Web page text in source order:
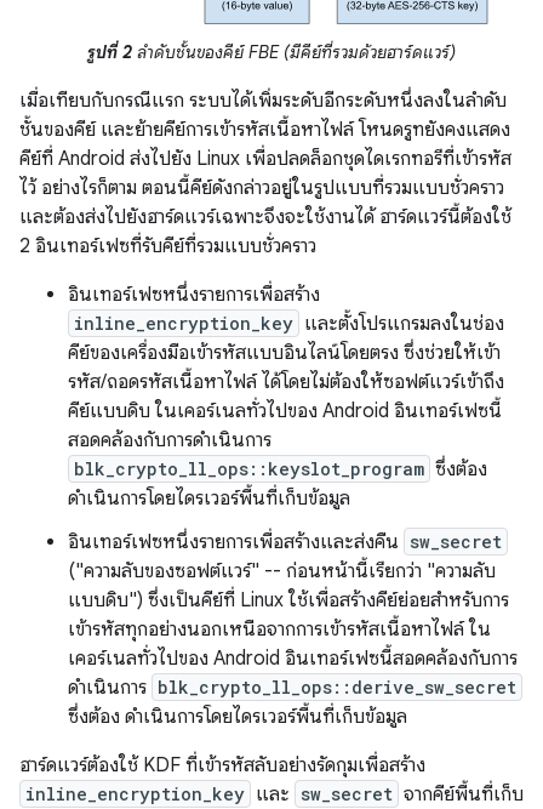
รูปที่ 2 ลำดับชั้นของคีย์ FBE (มีคีย์ที่รวมด้วยฮาร์ดแวร์)
เมื่อเทียบกับกรณีแรก ระบบได้เพิ่มระดับอีกระดับหนึ่งลงในลำดับ
ชั้นของคีย์ และย้ายคีย์การเข้ารหัสเนื้อหาไฟล์ โหนดรูทยังคงแสดง
คีย์ที่ Android ส่งไปยัง Linux เพื่อปลดล็อกชุดไดเรกทอรีที่เข้ารหัส
ไว้ อย่างไรก็ตาม ตอนนี้คีย์ดังกล่าวอยู่ในรูปแบบที่รวมแบบชั่วคราว
และต้องส่งไปยังฮาร์ดแวร์เฉพาะจึงจะใช้งานได้ ฮาร์ดแวร์นี้ต้องใช้
2 อินเทอร์เฟซที่รับคีย์ที่รวมแบบชั่วคราว
อินเทอร์เฟซหนึ่งรายการเพื่อสร้าง
inline_encryption_key และตั้งโปรแกรมลงในช่อง
คีย์ของเครื่องมือเข้ารหัสแบบอินไลน์โดยตรง ซึ่งช่วยให้เข้า
รหัส/ถอดรหัสเนื้อหาไฟล์ ได้โดยไม่ต้องให้ซอฟต์แวร์เข้าถึง
คีย์แบบดิบ ในเคอร์เนลทั่วไปของ Android อินเทอร์เฟซนี้
สอดคล้องกับการดำเนินการ
blk_crypto_ll_ops::keyslot_program ซึ่งต้อง
ดำเนินการโดยไดรเวอร์พื้นที่เก็บข้อมูล
อินเทอร์เฟซหนึ่งรายการเพื่อสร้างและส่งคืน sw_secret
("ความลับของซอฟต์แวร์" -- ก่อนหน้านี้เรียกว่า "ความลับ
แบบดิบ") ซึ่งเป็นคีย์ที่ Linux ใช้เพื่อสร้างคีย์ย่อยสำหรับการ
เข้ารหัสทุกอย่างนอกเหนือจากการเข้ารหัสเนื้อหาไฟล์ ใน
เคอร์เนลทั่วไปของ Android อินเทอร์เฟซนี้สอดคล้องกับการ
ดำเนินการ blk_crypto_ll_ops::derive_sw_secret
ซึ่งต้อง ดำเนินการโดยไดรเวอร์พื้นที่เก็บข้อมูล
ฮาร์ดแวร์ต้องใช้ KDF ที่เข้ารหัสลับอย่างรัดกุมเพื่อสร้าง
inline_encryption_key และ sw_secret จากคีย์พื้นที่เก็บ